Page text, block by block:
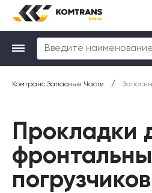
Комтранс Запасные Части /
Прокладки
погрузчиков